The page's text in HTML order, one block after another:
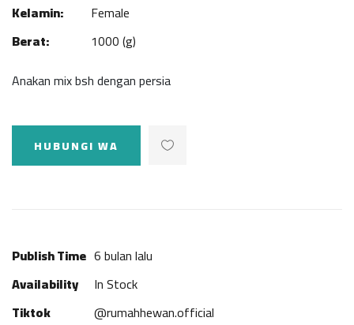
Kelamin:
Female
Berat:
1000 (g)
Anakan mix bsh dengan persia
HUBUNGI WA
Publish Time 6 bulan lalu
Availability
In Stock
Tiktok
@rumahhewan.official